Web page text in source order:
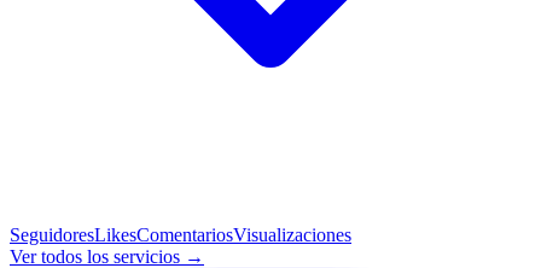
SeguidoresLikesComentariosVisualizaciones
Ver todos los servicios →